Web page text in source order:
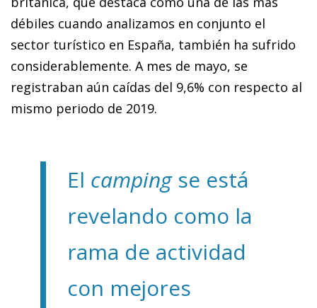
débiles cuando analizamos en conjunto el
sector turístico en España, también ha sufrido
considerablemente. A mes de mayo, se
registraban aún caídas del 9,6% con respecto al
mismo periodo de 2019.
El campingse está
revelando como la
rama de actividad
con mejores